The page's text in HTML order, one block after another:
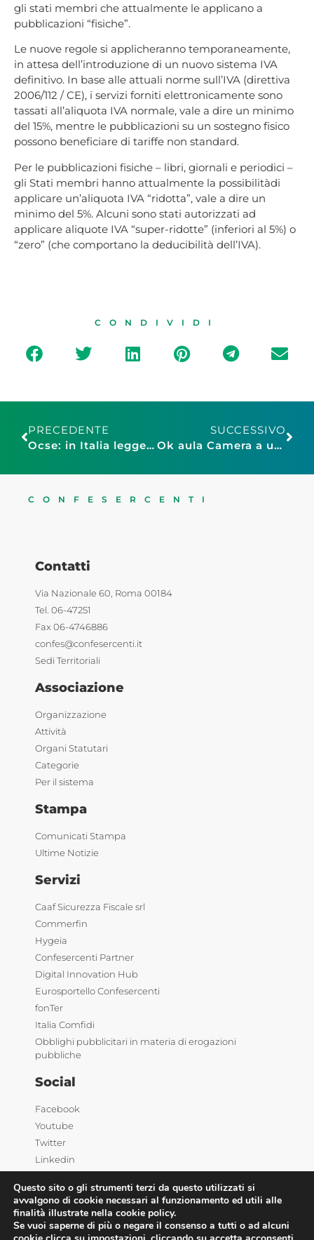
gli stati membri che attualmente le applicano a
pubblicazioni “fisiche”.
Le nuove regole si applicheranno temporaneamente,
in attesa dell’introduzione di un nuovo sistema IVA
definitivo. In base alle attuali norme sull’IVA (direttiva
2006/112 / CE), i servizi forniti elettronicamente sono
tassati all’aliquota IVA normale, vale a dire un minimo
del 15%, mentre le pubblicazioni su un sostegno fisico
possono beneficiare di tariffe non standard.
Per le pubblicazioni fisiche – libri, giornali e periodici –
gli Stati membri hanno attualmente la possibilitàdi
applicare un’aliquota IVA “ridotta”, vale a dire un
minimo del 5%. Alcuni sono stati autorizzati ad
applicare aliquote IVA “super-ridotte” (inferiori al 5%) o
“zero” (che comportano la deducibilità dell’IVA).
CONDIVIDI
PRECEDENTE
Ocse: in Italia leggero aumento inflazione ad agosto
SUCCESSIVO
Ok aula Camera a urgenza su pdl pensioni d’oro e ddl corruzione
CONFESERCENTI
Contatti
Via Nazionale 60, Roma 00184
Tel. 06-47251
Fax 06-4746886
confes@confesercenti.it
Sedi Territoriali
Associazione
Organizzazione
Attività
Organi Statutari
Categorie
Per il sistema
Stampa
Comunicati Stampa
Ultime Notizie
Servizi
Caaf Sicurezza Fiscale srl
Commerfin
Hygeia
Confesercenti Partner
Digital Innovation Hub
Eurosportello Confesercenti
fonTer
Italia Comfidi
Obblighi pubblicitari in materia di erogazioni
pubbliche
Social
Facebook
Youtube
Twitter
Linkedin
Questo sito o gli strumenti terzi da questo utilizzati si
avvalgono di cookie necessari al funzionamento ed utili alle
finalità illustrate nella cookie policy.
Se vuoi saperne di più o negare il consenso a tutti o ad alcuni